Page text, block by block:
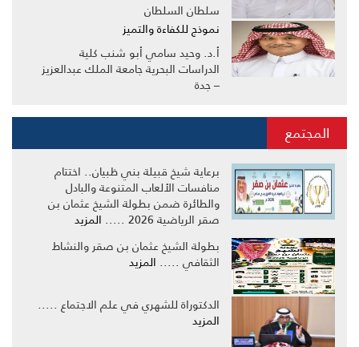
سلطان السلطان
نموذج للكفاءة والتميز
أ.د. وحيد سامي أبو شنب كلية
الدراسات البحرية جامعة الملك عبدالعزيز
– جدة
المجتمع
برعاية شيخ قبيلة بني ظبيان.. اختتام
منافسات الألعاب المتنوعة والبادل
والطائرة ضمن بطولة الشيخ عثمان بن
صقر الرياضية 2026 .....
المزيد
بطولة الشيخ عثمان بن صقر والنشاط
الثقافي ..... المزيد
الدكتوراة للشهري في علم الاجتماع .....
المزيد